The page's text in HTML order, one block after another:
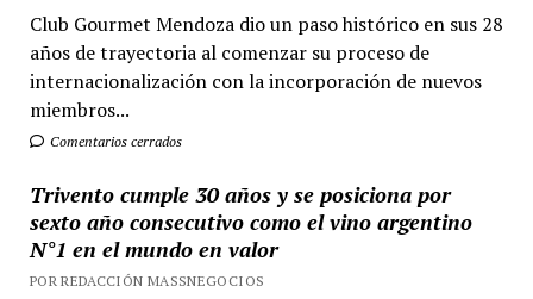
Club Gourmet Mendoza dio un paso histórico en sus 28
años de trayectoria al comenzar su proceso de
internacionalización con la incorporación de nuevos
miembros...
Comentarios cerrados
Trivento cumple 30 años y se posiciona por
sexto año consecutivo como el vino argentino
N°1 en el mundo en valor
POR REDACCIÓN MASSNEGOCIOS